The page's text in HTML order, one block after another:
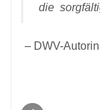
die
DWV-